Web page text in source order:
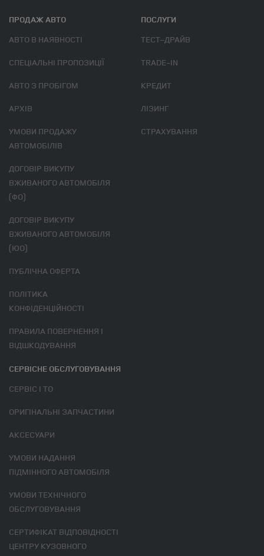
ПРОДАЖ АВТО
АВТО В НАЯВНОСТІ
СПЕЦІАЛЬНІ ПРОПОЗИЦІЇ
АВТО З ПРОБІГОМ
АРХІВ
УМОВИ ПРОДАЖУ
АВТОМОБІЛІВ
ДОГОВІР ВИКУПУ
ВЖИВАНОГО АВТОМОБІЛЯ
(ФО)
ДОГОВІР ВИКУПУ
ВЖИВАНОГО АВТОМОБІЛЯ
(ЮО)
ПУБЛІЧНА ОФЕРТА
ПОЛІТИКА
КОНФІДЕНЦІЙНОСТІ
ПРАВИЛА ПОВЕРНЕННЯ І
ВІДШКОДУВАННЯ
ПОСЛУГИ
ТЕСТ–ДРАЙВ
TRADE-IN
КРЕДИТ
ЛІЗИНГ
СТРАХУВАННЯ
СЕРВІСНЕ ОБСЛУГОВУВАННЯ
СЕРВІС І ТО
ОРИГІНАЛЬНІ ЗАПЧАСТИНИ
АКСЕСУАРИ
УМОВИ НАДАННЯ
ПІДМІННОГО АВТОМОБІЛЯ
УМОВИ ТЕХНІЧНОГО
ОБСЛУГОВУВАННЯ
СЕРТИФІКАТ ВІДПОВІДНОСТІ
ЦЕНТРУ КУЗОВНОГО